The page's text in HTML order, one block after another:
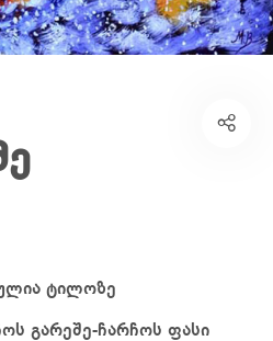
ტილოზე
გარეშე-ჩარჩოს ფასი